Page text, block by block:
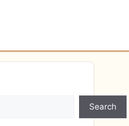
Search